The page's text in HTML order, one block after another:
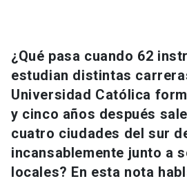
Universidad
Información para keyboard_arrow_down
Futuros estudiantes
Estudiantes
Go to english site launch
ACCESOS DIRECTOS
¿Qué pasa cuando 62
estudian distintas
Universidad Católica
y cinco años después
cuatro ciudades del sur
incansablemente junto a
locales? En esta nota